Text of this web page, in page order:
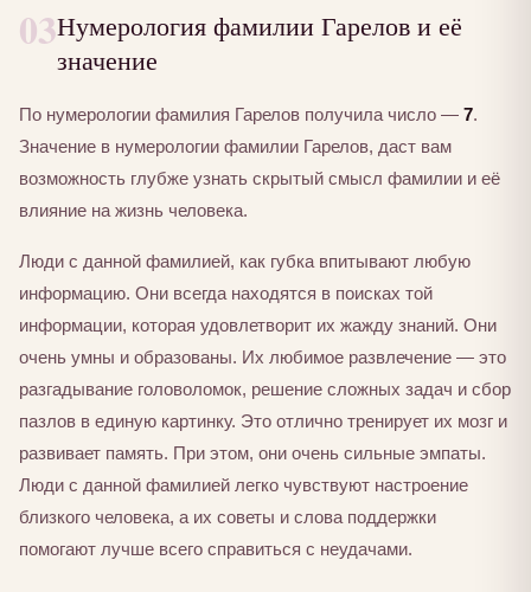
03Нумерология фамилии Гарелов и её
значение
По нумерологии фамилия Гарелов получила число — 7.
Значение в нумерологии фамилии Гарелов, даст вам
возможность глубже узнать скрытый смысл фамилии и её
влияние на жизнь человека.
Люди с данной фамилией, как губка впитывают любую
информацию. Они всегда находятся в поисках той
информации, которая удовлетворит их жажду знаний. Они
очень умны и образованы. Их любимое развлечение — это
разгадывание головоломок, решение сложных задач и сбор
пазлов в единую картинку. Это отлично тренирует их мозг и
развивает память. При этом, они очень сильные эмпаты.
Люди с данной фамилией легко чувствуют настроение
близкого человека, а их советы и слова поддержки
помогают лучше всего справиться с неудачами.